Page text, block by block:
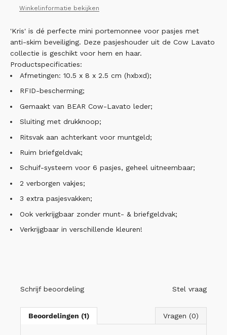
Winkelinformatie bekijken
'Kris' is dé perfecte mini portemonnee voor pasjes met
anti-skim beveiliging. Deze pasjeshouder uit de Cow Lavato
collectie is geschikt voor hem en haar.
Productspecificaties:
Afmetingen: 10.5 x 8 x 2.5 cm (hxbxd);
RFID-bescherming;
Gemaakt van BEAR Cow-Lavato leder;
Sluiting met drukknoop;
Ritsvak aan achterkant voor muntgeld;
Ruim briefgeldvak;
Schuif-systeem voor 6 pasjes, geheel uitneembaar;
2 verborgen vakjes;
3 extra pasjesvakken;
Ook verkrijgbaar zonder munt- & briefgeldvak;
Verkrijgbaar in verschillende kleuren!
Schrijf beoordeling Stel vraag
Beoordelingen (1) Vragen (0)